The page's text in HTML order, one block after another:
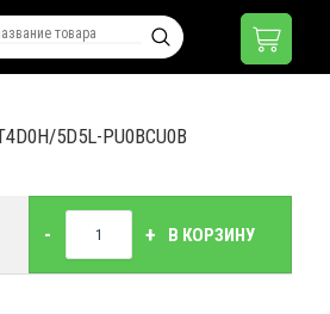
5D5L-PU0BCU0B
- + В КОРЗИНУ